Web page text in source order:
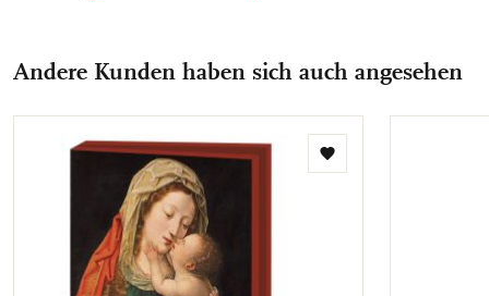
Andere Kunden haben sich auch angesehen
Zur